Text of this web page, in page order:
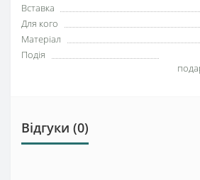
Вставка
Для кого
Матеріал
Подія
Відгуки (0)